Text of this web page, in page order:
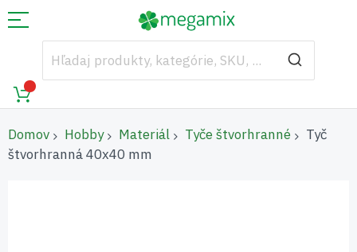
Domov Hobby Materiál Tyče štvorhranné
Tyč
štvorhranná 40x40 mm